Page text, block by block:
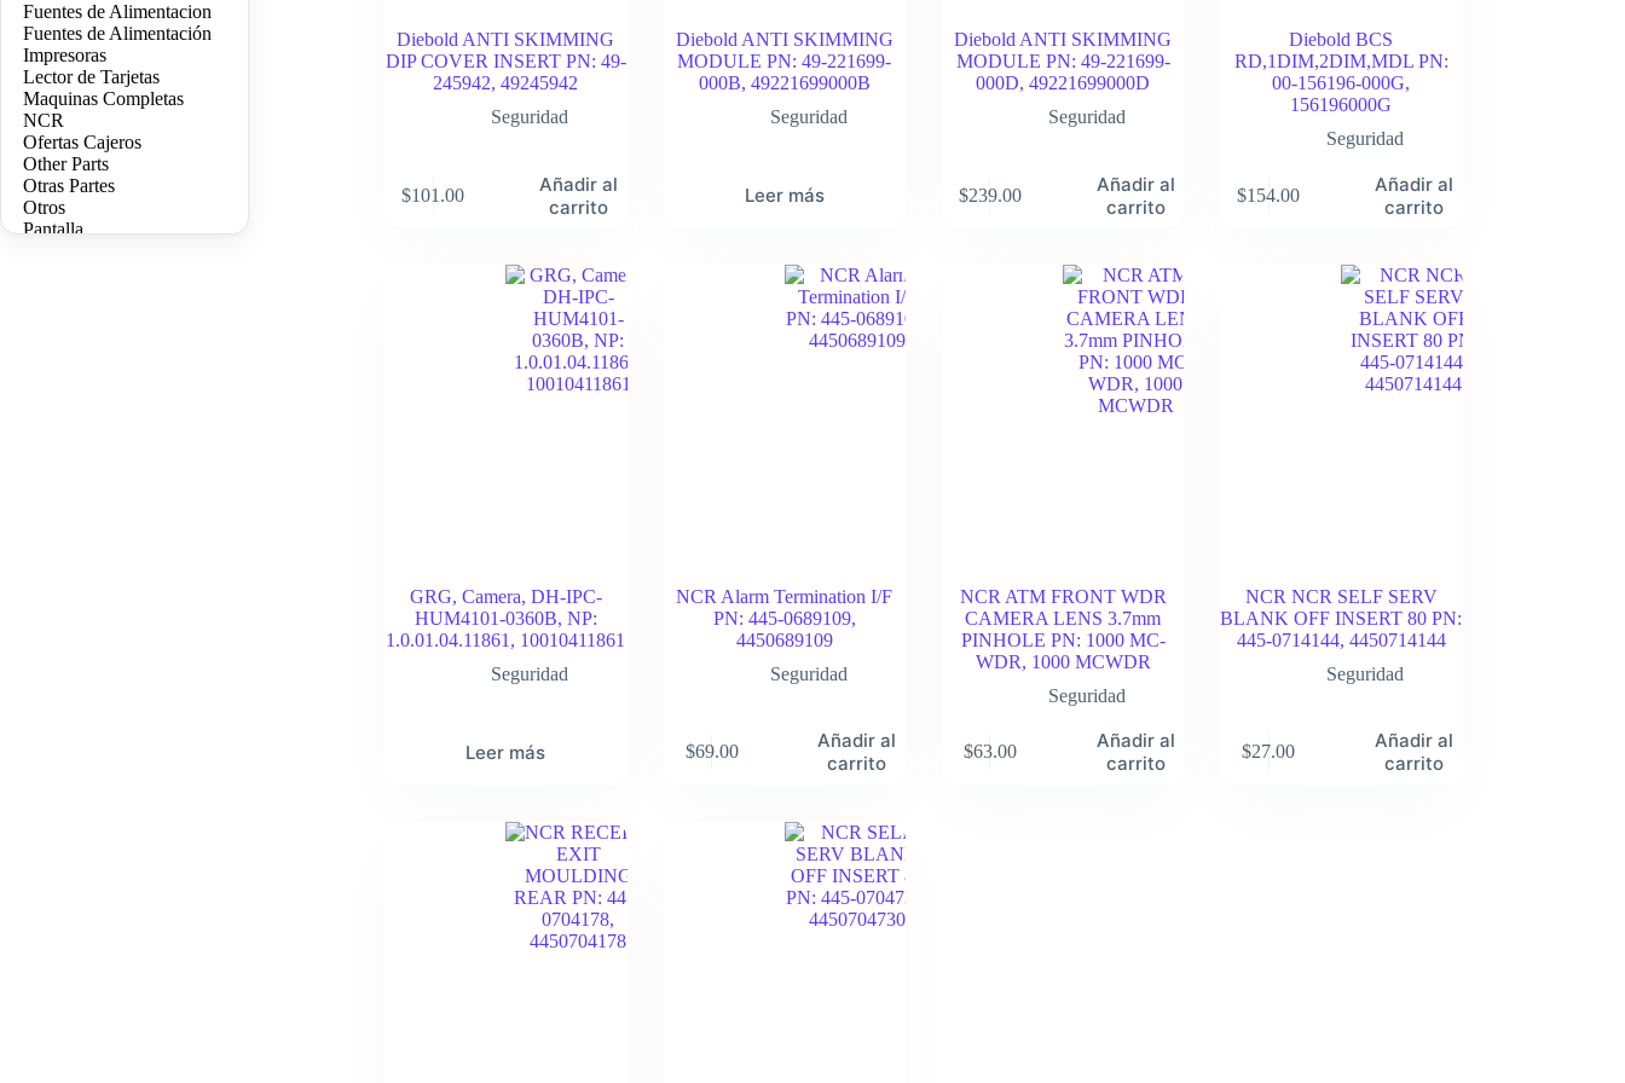
Diebold ANTI SKIMMING
DIP COVER INSERT PN: 49-
245942, 49245942
Seguridad
$101.00
Añadir al
carrito
Diebold ANTI SKIMMING
MODULE PN: 49-221699-
000B, 49221699000B
Seguridad
Leer más
Diebold ANTI SKIMMING
MODULE PN: 49-221699-
000D, 49221699000D
Seguridad
$239.00
Añadir al
carrito
Diebold BCS
RD,1DIM,2DIM,MDL PN:
00-156196-000G,
156196000G
Seguridad
$154.00
Añadir al
carrito
GRG, Camera, DH-IPC-
HUM4101-0360B, NP:
1.0.01.04.11861, 10010411861
Seguridad
Leer más
NCR Alarm Termination I/F
PN: 445-0689109,
4450689109
Seguridad
$69.00
Añadir al
carrito
NCR ATM FRONT WDR
CAMERA LENS 3.7mm
PINHOLE PN: 1000 MC-
WDR, 1000 MCWDR
Seguridad
$63.00
Añadir al
carrito
NCR NCR SELF SERV
BLANK OFF INSERT 80 PN:
445-0714144, 4450714144
Seguridad
$27.00
Añadir al
carrito
Fuentes de Alimentacion
Fuentes de Alimentación
Impresoras
Lector de Tarjetas
Maquinas Completas
NCR
Ofertas Cajeros
Other Parts
Otras Partes
Otros
Pantalla